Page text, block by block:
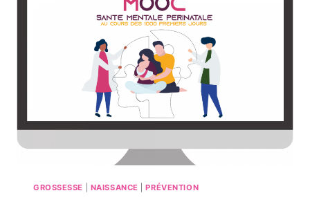
JOURNÉE
DE
PRÉVENTION
DE
LA
MORT
INATTENDUE
DE
GROSSESSE NAISSANCE |PRÉVENTION